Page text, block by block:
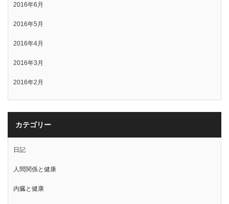
2016年6月
2016年5月
2016年4月
2016年3月
2016年2月
カテゴリー
日記
人間関係と健康
内臓と健康